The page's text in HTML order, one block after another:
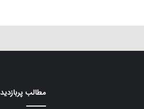
مطالب پربازدید